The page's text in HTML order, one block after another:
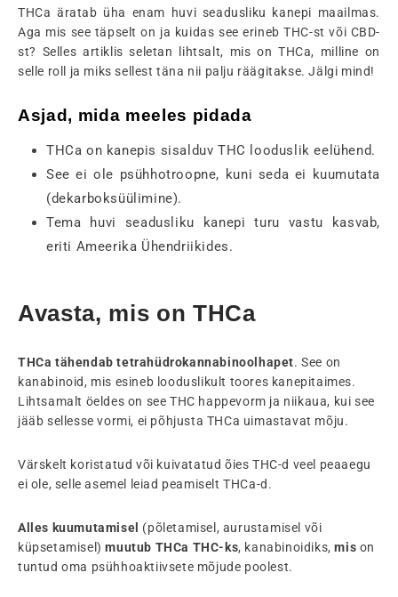
THCa äratab üha enam huvi seadusliku kanepi maailmas.
Aga mis see täpselt on ja kuidas see erineb THC-st või CBD-
st? Selles artiklis seletan lihtsalt, mis on THCa, milline on
selle roll ja miks sellest täna nii palju räägitakse. Jälgi mind!
Asjad, mida meeles pidada
THCa on kanepis sisalduv THC looduslik eelühend.
See ei ole psühhotroopne, kuni seda ei kuumutata
(dekarboksüülimine).
Tema huvi seadusliku kanepi turu vastu kasvab,
eriti Ameerika Ühendriikides.
Avasta, mis on THCa
THCa tähendab tetrahüdrokannabinoolhapet. See on
kanabinoid, mis esineb looduslikult toores kanepitaimes.
Lihtsamalt öeldes on see THC happevorm ja niikaua, kui see
jääb sellesse vormi, ei põhjusta THCa uimastavat mõju.
Värskelt koristatud või kuivatatud õies THC-d veel peaaegu
ei ole, selle asemel leiad peamiselt THCa-d.
Alles kuumutamisel (põletamisel, aurustamisel või
küpsetamisel)muutub THCa THC-ks, kanabinoidiks,mis on
tuntud oma psühhoaktiivsete mõjude poolest.